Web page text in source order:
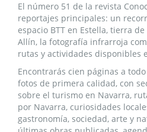
El número 51 de la revista
reportajes principales: un
espacio BTT en Estella, tierra
Allín, la fotografía infrarroja
rutas y actividades disponibles
Encontrarás cien páginas a
fotos de primera calidad, con
sobre el turismo en Navarra,
por Navarra, curiosidades
gastronomía, sociedad, arte y